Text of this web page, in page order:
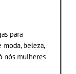
para
moda, beleza,
nós mulheres